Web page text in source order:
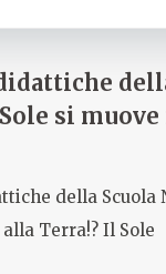
si
della Scuola
Terra!? Il Sole